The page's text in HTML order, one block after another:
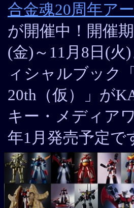
合金魂20周年ア
が開催中！開催
(金)～11月8日(
ィシャルブック
20th（仮）」が
キー・メディア
年1月発売予定で